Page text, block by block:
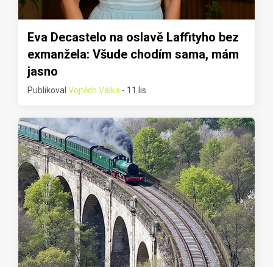
Eva Decastelo na oslavě Laffityho bez
exmanžela: Všude chodím sama, mám
jasno
Publikoval Vojtěch Válka - 11 lis